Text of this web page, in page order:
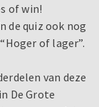
of win!
de quiz ook nog
of lager”.
van deze
De Grote